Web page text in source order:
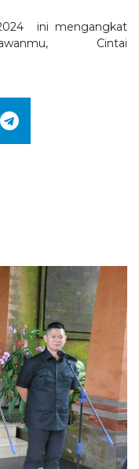
ini mengangkat
Cintai